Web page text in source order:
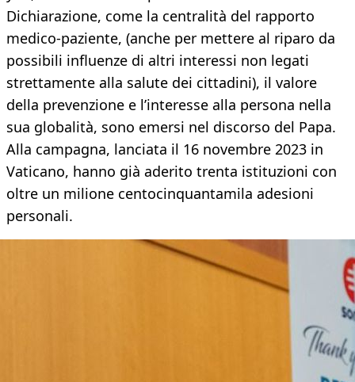
Dichiarazione, come la centralità del rapporto
medico-paziente, (anche per mettere al riparo da
possibili influenze di altri interessi non legati
strettamente alla salute dei cittadini), il valore
della prevenzione e l’interesse alla persona nella
sua globalità, sono emersi nel discorso del Papa.
Alla campagna, lanciata il 16 novembre 2023 in
Vaticano, hanno già aderito trenta istituzioni con
oltre un milione centocinquantamila adesioni
personali.